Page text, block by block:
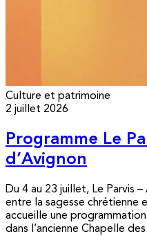
Culture et patrimoine
2 juillet 2026
Programme Le
d’Avignon
Du 4 au 23 juillet, Le Parvis
entre la sagesse chrétienne
accueille une
dans l’ancienne Chapelle